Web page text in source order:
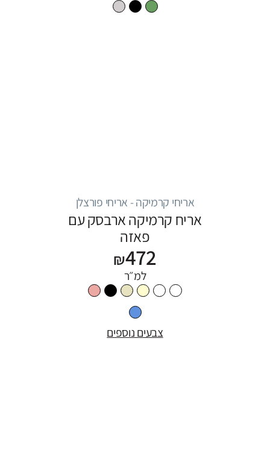
אריחי קרמיקה - אריחי פורצלן
אריח קרמיקה ארבסק עם
פאזה
₪472
למ״ר
צבעים נוספים